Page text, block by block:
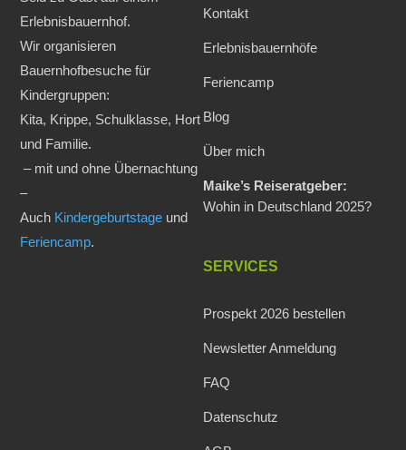
Erlebnisbauernhof.
Wir organisieren
Bauernhofbesuche für
Kindergruppen:
Kita, Krippe, Schulklasse, Hort
und Familie.
– mit und ohne Übernachtung
–
Auch Kindergeburtstage und
Feriencamp.
Kontakt
Erlebnisbauernhöfe
Feriencamp
Blog
Über mich
Maike’s Reiseratgeber:
Wohin in Deutschland 2025?
SERVICES
Prospekt 2026 bestellen
Newsletter Anmeldung
FAQ
Datenschutz